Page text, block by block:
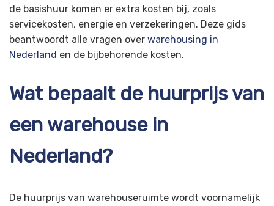
de basishuur komen er extra kosten bij, zoals
servicekosten, energie en verzekeringen. Deze gids
beantwoordt alle vragen over warehousing in
Nederland en de bijbehorende kosten.
Wat bepaalt de huurprijs van
een warehouse in
Nederland?
De huurprijs van warehouseruimte wordt voornamelijk